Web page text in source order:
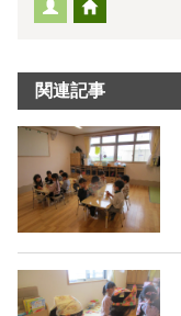
関連記事